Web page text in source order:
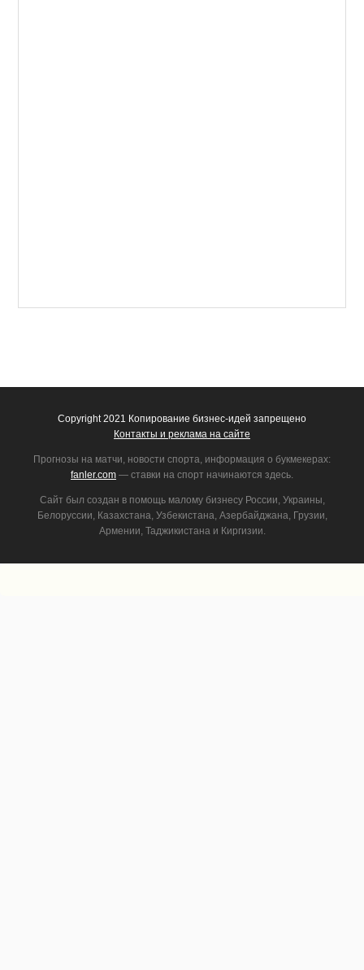
Copyright 2021 Копирование бизнес-идей запрещено
Контакты и реклама на сайте
Прогнозы на матчи, новости спорта, информация о букмекерах:
fanler.com — ставки на спорт начинаются здесь.
Сайт был создан в помощь малому бизнесу России, Украины,
Белоруссии, Казахстана, Узбекистана, Азербайджана, Грузии,
Армении, Таджикистана и Киргизии.